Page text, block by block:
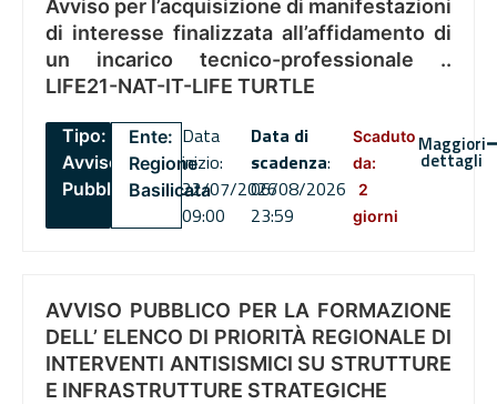
Avviso per l’acquisizione di manifestazioni
di interesse finalizzata all’affidamento di
un incarico tecnico-professionale ..
LIFE21-NAT-IT-LIFE TURTLE
Tipo:
Avviso
Pubblico
Ente:
Regione
Basilicata
Data
inizio:
22/07/2026
09:00
Data di
scadenza:
06/08/2026
23:59
Scaduto
da:
2
giorni
Maggiori
dettagli
AVVISO PUBBLICO PER LA FORMAZIONE
DELL’ ELENCO DI PRIORITÀ REGIONALE DI
INTERVENTI ANTISISMICI SU STRUTTURE
E INFRASTRUTTURE STRATEGICHE